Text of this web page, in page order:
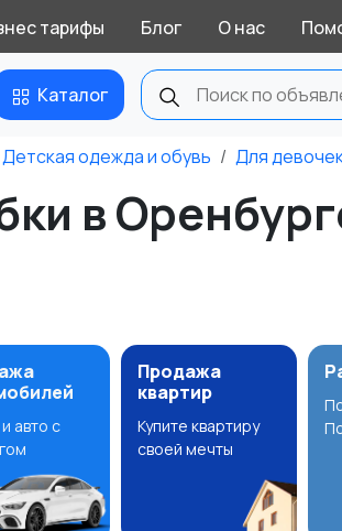
тарифы Блог О нас
Каталог
Детская одежда и обувь Для
в
авто с
Продажа
квартир
Купите квартиру
своей мечты